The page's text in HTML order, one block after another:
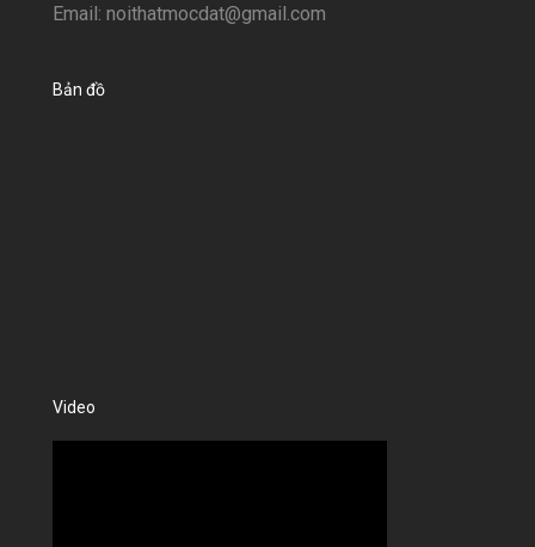
Email: noithatmocdat@gmail.com
Bản đồ
Video